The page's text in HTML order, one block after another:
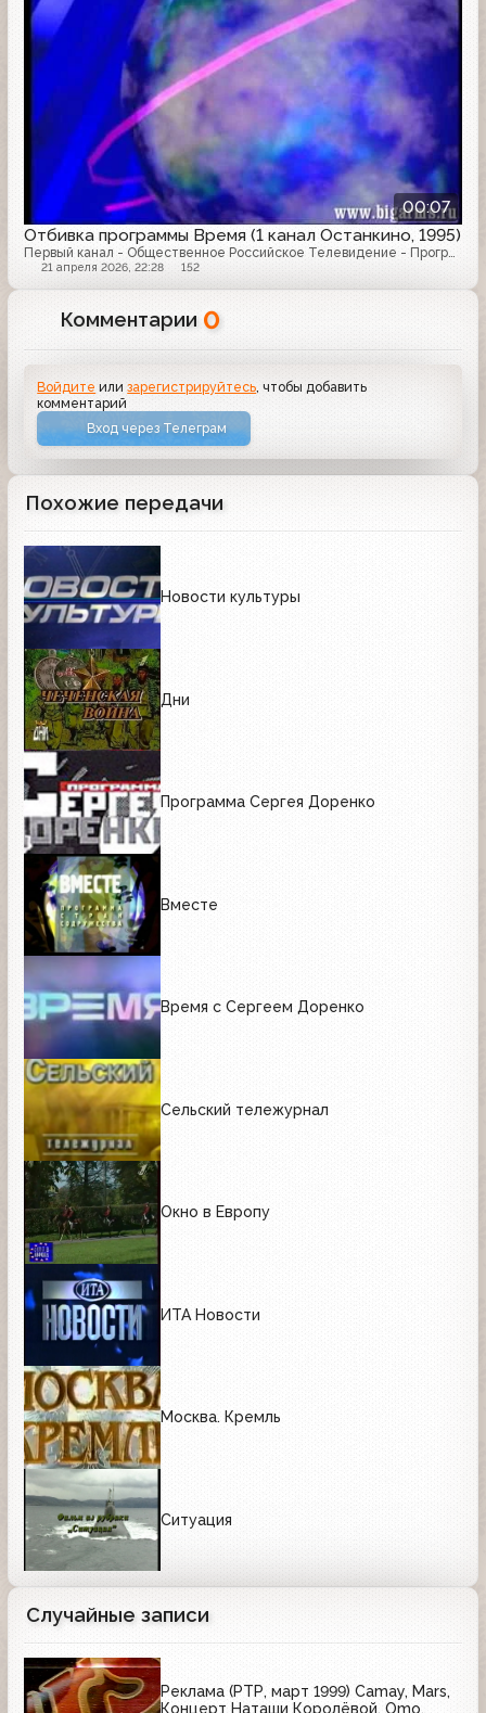
00:07
Отбивка программы Время (1 канал Останкино, 1995)
Первый канал - Общественное Российское Телевидение - Программа "Время" - Программа "Новости" - Телевизионные заставки - Игорь Барбэ
21 апреля 2026, 22:28 152
Комментарии 0
Войдите илизарегистрируйтесь , чтобы добавить
комментарий
Вход через Телеграм
Похожие передачи
Новости культуры
Дни
Программа Сергея Доренко
Вместе
Время с Сергеем Доренко
Сельский тележурнал
Окно в Европу
ИТА Новости
Москва. Кремль
Ситуация
Случайные записи
Реклама (РТР, март 1999) Camay, Mars,
Концерт Наташи Королёвой, Omo,